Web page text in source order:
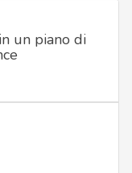
un piano di